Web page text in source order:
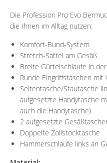
Die Profession Pro Evo
die Ihnen im Alltag nutzen:
Komfort-Bund-System
Stretch-Sattel am Gesäß
Breite Gürtelschlaufe in
Runde Eingriffstaschen
Seitentasche/Stautasche
aufgesetzte Handytasche
auch die Handytasche)
2 aufgesetzte
Doppelte Zollstocktasche
Hammerschlaufe links an